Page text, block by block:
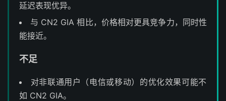
延迟表现优异。
与 CN2 GIA 相比，价格相对更具竞争力，同时性
能接近。
不足
对非联通用户（电信或移动）的优化效果可能不
如 CN2 GIA。